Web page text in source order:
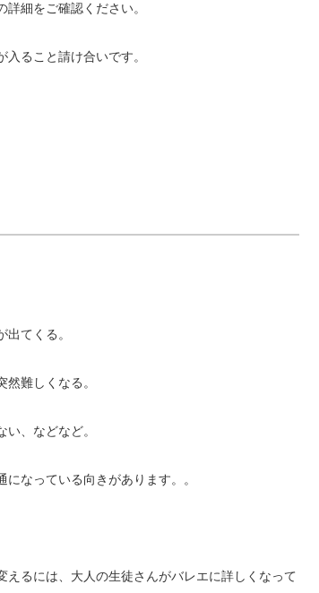
細をご確認ください。
ること請け合いです。
てくる。
難しくなる。
、などなど。
なっている向きがあります。。
えるには、大人の生徒さんがバレエに詳しくなって